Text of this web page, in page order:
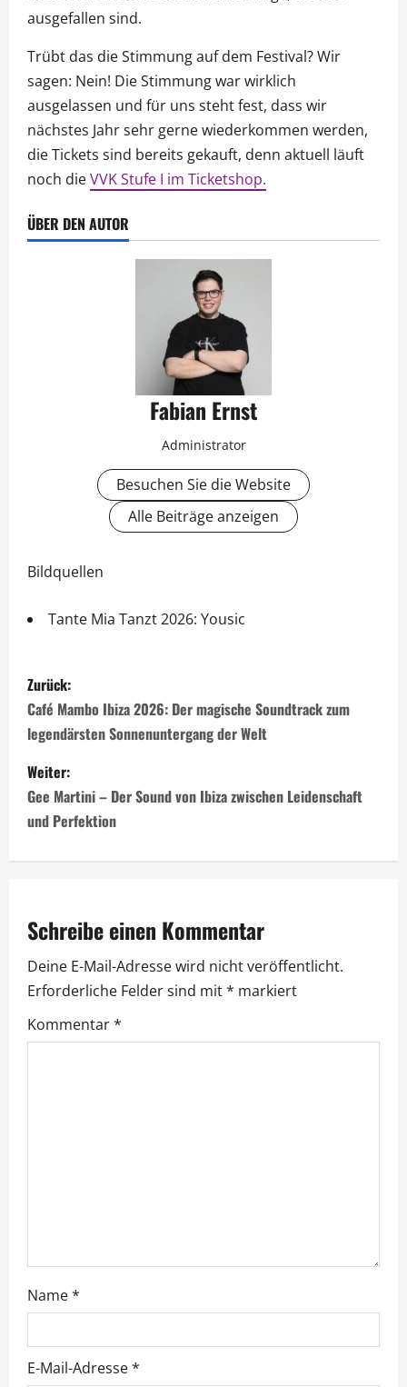
ausgefallen sind.
Trübt das die Stimmung auf dem Festival? Wir
sagen: Nein! Die Stimmung war wirklich
ausgelassen und für uns steht fest, dass wir
nächstes Jahr sehr gerne wiederkommen werden,
die Tickets sind bereits gekauft, denn aktuell läuft
noch dieVVK Stufe I im Ticketshop.
ÜBER DEN AUTOR
Fabian Ernst
Administrator
Besuchen Sie die Website
Alle Beiträge anzeigen
Bildquellen
Tante Mia Tanzt 2026: Yousic
Zurück:
Café Mambo Ibiza 2026: Der magische Soundtrack zum
legendärsten Sonnenuntergang der Welt
Weiter:
Gee Martini – Der Sound von Ibiza zwischen Leidenschaft
und Perfektion
Schreibe einen Kommentar
Deine E-Mail-Adresse wird nicht veröffentlicht.
Erforderliche Felder sind mit* markiert
Kommentar*
Name*
E-Mail-Adresse*